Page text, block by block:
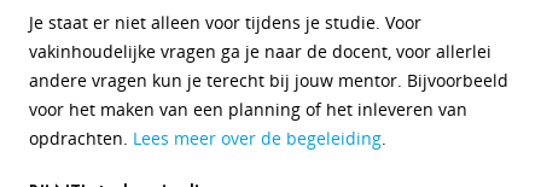
Je staat er niet alleen voor tijdens je studie. Voor
vakinhoudelijke vragen ga je naar de docent, voor allerlei
andere vragen kun je terecht bij jouw mentor. Bijvoorbeeld
voor het maken van een planning of het inleveren van
opdrachten. Lees meer over de begeleiding.